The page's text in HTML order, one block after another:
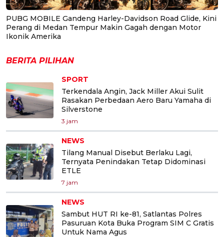
PUBG MOBILE Gandeng Harley-Davidson Road Glide, Kini
Perang di Medan Tempur Makin Gagah dengan Motor
Ikonik Amerika
BERITA PILIHAN
SPORT
Terkendala Angin, Jack Miller Akui Sulit
Rasakan Perbedaan Aero Baru Yamaha di
Silverstone
3 jam
NEWS
Tilang Manual Disebut Berlaku Lagi,
Ternyata Penindakan Tetap Didominasi
ETLE
7 jam
NEWS
Sambut HUT RI ke-81, Satlantas Polres
Pasuruan Kota Buka Program SIM C Gratis
Untuk Nama Agus